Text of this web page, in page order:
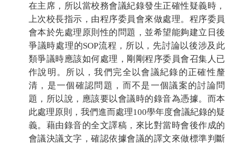
在主席，所以當校務會議紀錄發生正確性疑義時，
上次校長指示，由程序委員會來做處理。程序委員
會本於先處理原則性的問題，並希望能夠建立日後
爭議時處理的SOP流程，所以，先討論以後涉及此
類爭議時應該如何處理，剛剛程序委員會召集人已
作說明。所以，我們完全以會議紀錄的正確性釐
清，是一個確認問題，而不是一個議案的討論問
題，所以說，應該要以會議時的錄音為憑據。而本
此處理原則，我們進而處理100學年度會議紀錄的疑
義。藉由錄音的全文譯稿，來比對當時會後作成的
會議決議文字，確認依據會議的譯文來做標準判斷